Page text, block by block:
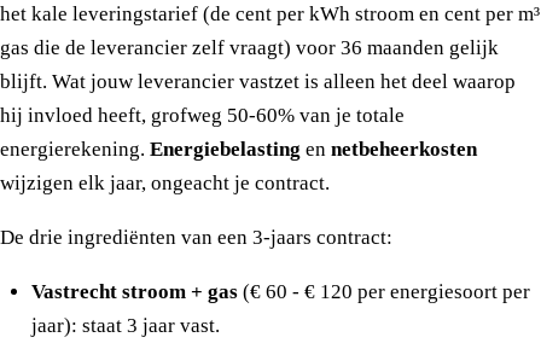
het kale leveringstarief (de cent per kWh stroom en cent per m³
gas die de leverancier zelf vraagt) voor 36 maanden gelijk
blijft. Wat jouw leverancier vastzet is alleen het deel waarop
hij invloed heeft, grofweg 50-60% van je totale
energierekening. Energiebelasting en netbeheerkosten
wijzigen elk jaar, ongeacht je contract.
De drie ingrediënten van een 3-jaars contract:
Vastrecht stroom + gas(€ 60 - € 120 per energiesoort per
jaar): staat 3 jaar vast.